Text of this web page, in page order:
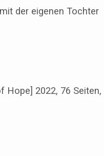
der eigenen Tochter
Hope] 2022, 76 Seiten,